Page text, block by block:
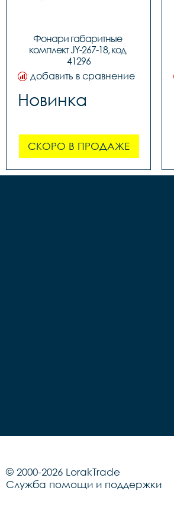
Фонари габаритные
комплект JY-267-18, код
41296
добавить в сравнение
Новинка
СКОРО В ПРОДАЖЕ
© 2000-2026 LorakTrade
Служба помощи и поддержки